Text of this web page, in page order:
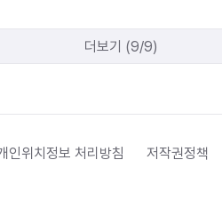
더보기 (9/9)
인위치정보 처리방침 저작권정책